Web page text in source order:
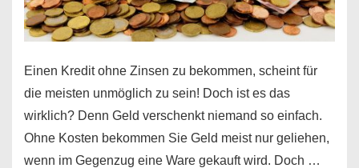
es
Einen Kredit ohne Zinsen zu bekommen, scheint für
die meisten unmöglich zu sein! Doch ist es das
wirklich? Denn Geld verschenkt niemand so einfach.
Ohne Kosten bekommen Sie Geld meist nur geliehen,
wenn im Gegenzug eine Ware gekauft wird. Doch …